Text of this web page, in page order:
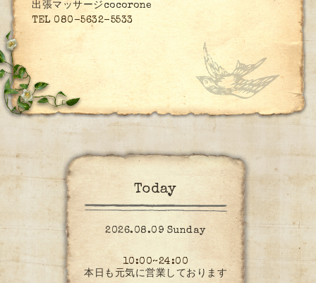
出張マッサージcocorone
TEL 080-5632-5533
Today
2026.08.09 Sunday
10:00~24:00
本日も元気に営業しております